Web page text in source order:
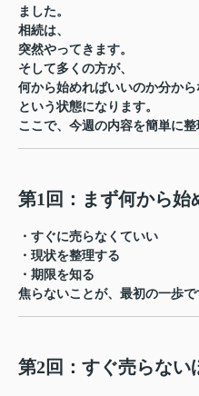
ました。
相続は、
突然やってきます。
そして多くの方が、
何から始めればいいのか分から
という状態になります。
ここで、今週の内容を簡単に整
第1回：まず何から始
・すぐに売らなくていい
・現状を整理する
・期限を知る
焦らないことが、最初の一歩で
第2回：すぐ売らない